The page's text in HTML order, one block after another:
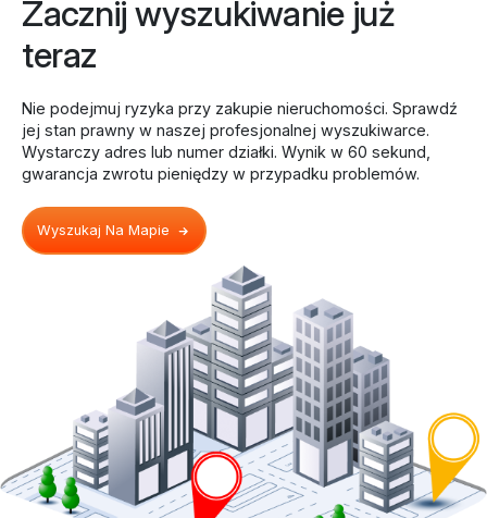
Zacznij wyszukiwanie już
teraz
Nie podejmuj ryzyka przy zakupie nieruchomości. Sprawdź
jej stan prawny w naszej profesjonalnej wyszukiwarce.
Wystarczy adres lub numer działki. Wynik w 60 sekund,
gwarancja zwrotu pieniędzy w przypadku problemów.
Wyszukaj Na Mapie